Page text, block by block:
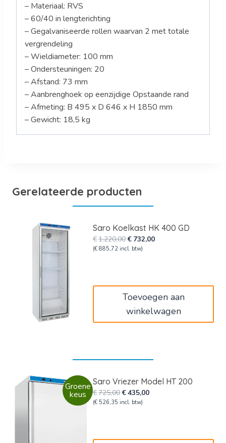
– Materiaal: RVS
– 60/40 in lengterichting
– Gegalvaniseerde rollen waarvan 2 met totale
vergrendeling
– Wieldiameter: 100 mm
– Ondersteuningen: 20
– Afstand: 73 mm
– Aanbrenghoek op eenzijdige Opstaande rand
– Afmeting: B 495 x D 646 x H 1850 mm
– Gewicht: 18,5 kg
Gerelateerde producten
Saro Koelkast HK 400 GD
€1.220,00Oorspronkelijke
prijs
€ 732,00Huidige
(€ 885,72 incl. btw)
Toevoegen aan
winkelwagen
Groene
keus
Saro Vriezer Model HT 200
€725,00Oorspronkelijke
prijs
€435,00Huidige
(€ 526,35 incl. btw)